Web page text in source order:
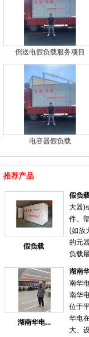
倒送电假负载服务项目
电容器假负载
推荐产品
假负载
假负
大器)
件、
(如放
的元
负载
抗匹
时使
电阻
发射
要匹
湖南华电...
湖南
南华
南华
位于
华电
大、